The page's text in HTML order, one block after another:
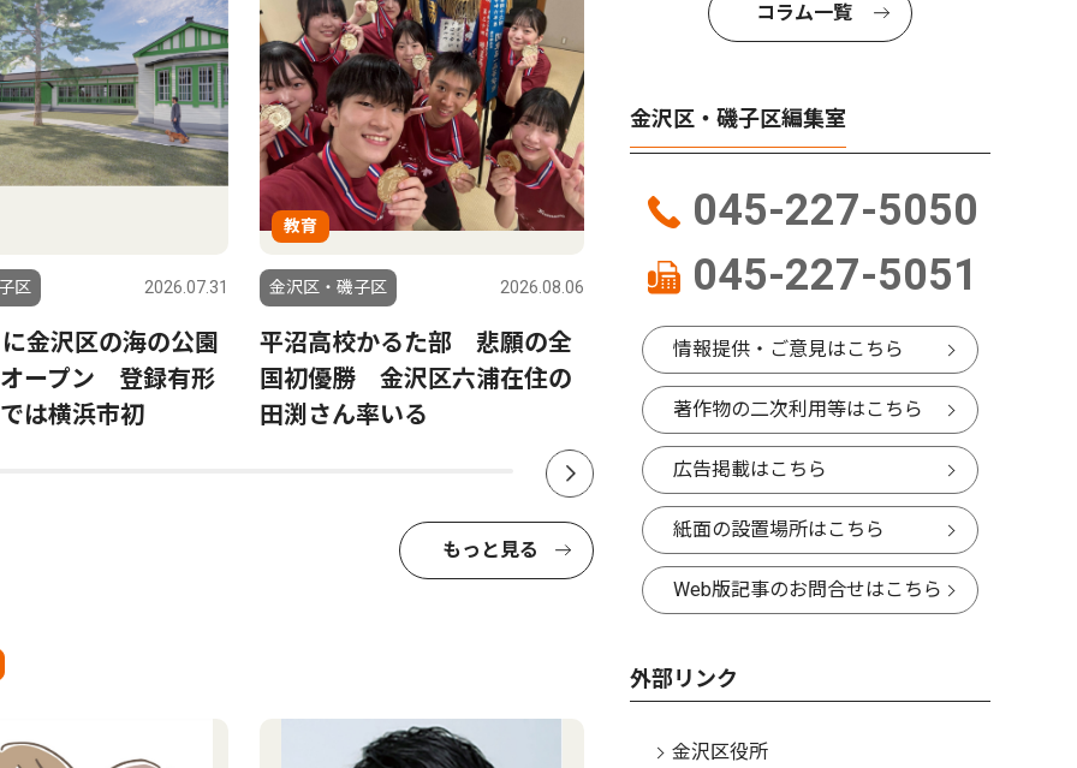
区 2026.07.31
金沢区の海の公園
ープン 登録有形
は横浜市初
教育
金沢区・磯子区 2026.08.06
平沼高校かるた部 悲願の全
国初優勝 金沢区六浦在住の
田渕さん率いる
社会
金沢区・磯子区 2026.08.06
金沢区 区制80周年に向け始
動 ７月27日に設立総会
六浦で
もっと見る
コラム一覧
金沢区・磯子区編集室
045-227-5050
045-227-5051
情報提供・ご意見はこちら
著作物の二次利用等はこちら
広告掲載はこちら
紙面の設置場所はこちら
Web版記事のお問合せはこちら
外部リンク
金沢区役所